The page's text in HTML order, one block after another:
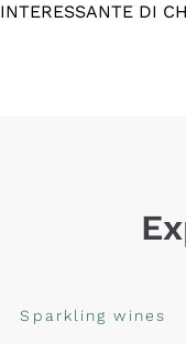
DI
Sparkling wines